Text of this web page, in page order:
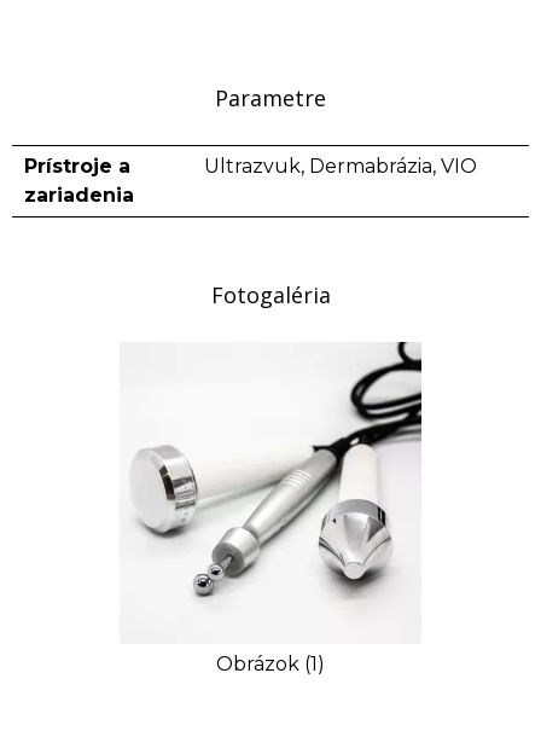
Parametre
Prístroje a
zariadenia
Ultrazvuk, Dermabrázia, VIO
Fotogaléria
Obrázok (1)